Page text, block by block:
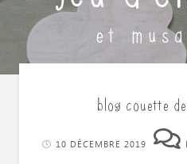
et
blog couette
10 DÉCEMBRE 2019